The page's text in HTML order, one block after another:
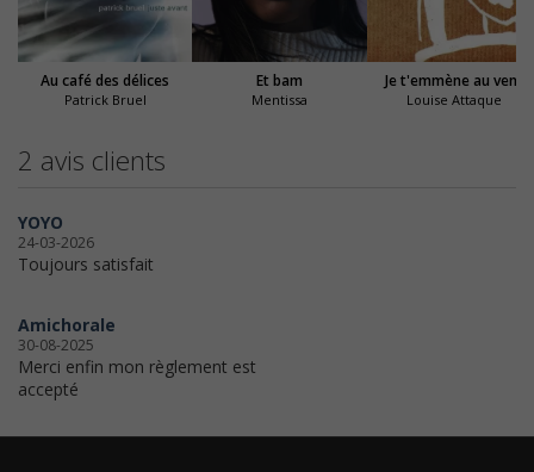
Au café des délices
Patrick Bruel
Et bam
Mentissa
Je t'emmène au vent
Louise Attaque
2 avis clients
YOYO
24-03-2026
Toujours satisfait
Amichorale
30-08-2025
Merci enfin mon règlement est
accepté